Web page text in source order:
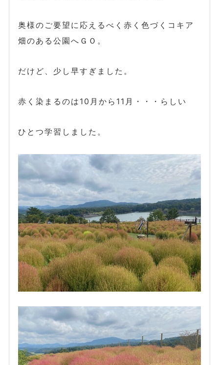
奥様のご要望に応えるべく赤く色づくコキア
畑のある公園へＧＯ。
だけど、少し早すぎました。
赤く染まるのは10月から11月・・・らしい
ひとつ学習しました。